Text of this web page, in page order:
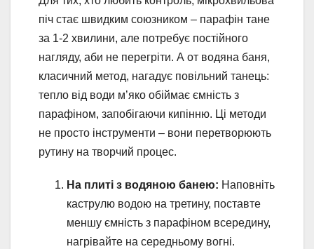
піч стає швидким союзником – парафін тане
за 1-2 хвилини, але потребує постійного
нагляду, аби не перегріти. А от водяна баня,
класичний метод, нагадує повільний танець:
тепло від води м’яко обіймає ємність з
парафіном, запобігаючи кипінню. Ці методи
не просто інструменти – вони перетворюють
рутину на творчий процес.
На плиті з водяною банею: Наповніть
каструлю водою на третину, поставте
меншу ємність з парафіном всередину,
нагрівайте на середньому вогні.